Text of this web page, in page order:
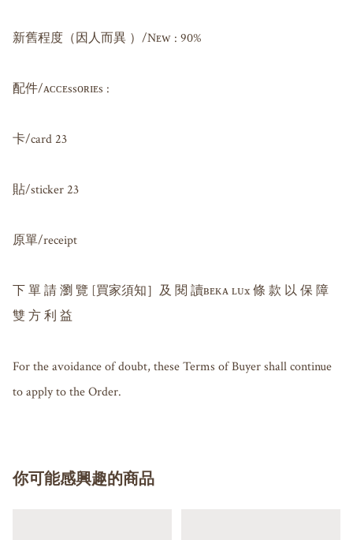
新舊程度（因人而異 ）/Nᴇᴡ : 90%
配件/ᴀᴄᴄᴇssᴏʀɪᴇs :
卡/card 23
貼/sticker 23
原單/receipt
下 單 請 瀏 覽 [買家須知］及 閱 讀ʙᴇᴋᴀ ʟᴜx 條 款 以 保 障
雙 方 利 益
For the avoidance of doubt, these Terms of Buyer shall continue
to apply to the Order.
你可能感興趣的商品